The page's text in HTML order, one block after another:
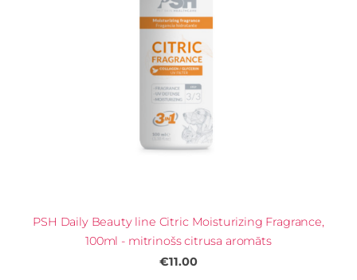
PSH Daily Beauty line Citric Moisturizing Fragrance,
100ml - mitrinošs сitrusa aromāts
€11.00